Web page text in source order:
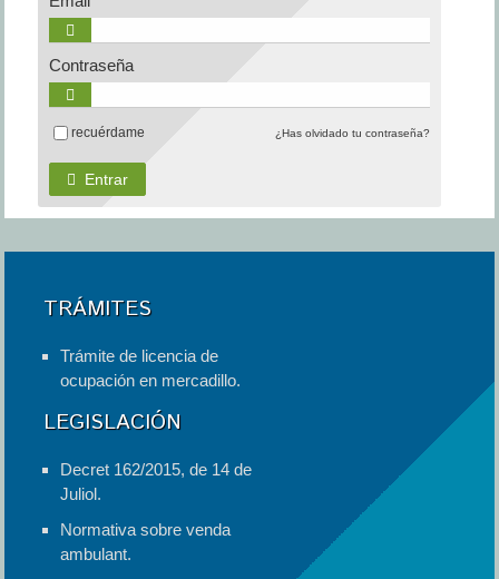
Contraseña
recuérdame ¿Has olvidado tu contraseña?
Entrar
TRÁMITES
Trámite de licencia de
ocupación en mercadillo.
LEGISLACIÓN
Decret 162/2015, de 14 de
Juliol.
Normativa sobre venda
ambulant.